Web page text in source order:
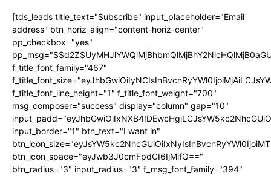
[tds_leads title_text="Subscribe" input_placeholder="Email
address" btn_horiz_align="content-horiz-center"
pp_checkbox="yes"
f_title_font_family="467"
f_title_font_line_height="1" f_title_font_weight="700"
msg_composer="success" display="column" gap="10"
input_border="1" btn_text="I want in"
btn_icon_space="eyJwb3J0cmFpdCI6IjMifQ=="
btn_radius="3" input_radius="3" f_msg_font_family="394"